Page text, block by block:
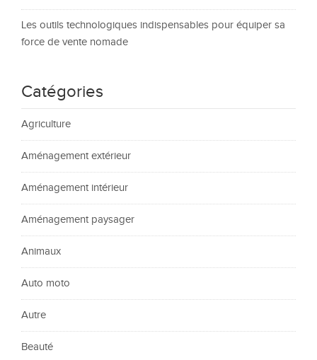
Les outils technologiques indispensables pour équiper sa
force de vente nomade
Catégories
Agriculture
Aménagement extérieur
Aménagement intérieur
Aménagement paysager
Animaux
Auto moto
Autre
Beauté